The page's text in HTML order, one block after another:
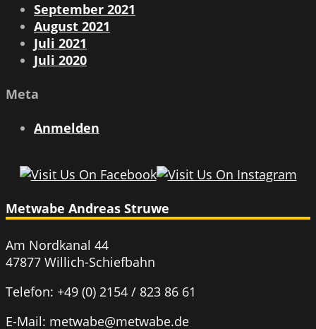
September 2021
August 2021
Juli 2021
Juli 2020
Meta
Anmelden
Metwabe Andreas Struwe
Am Nordkanal 44
47877 Willich-Schiefbahn
Telefon: +49 (0) 2154 / 823 86 61
E-Mail: metwabe@metwabe.de